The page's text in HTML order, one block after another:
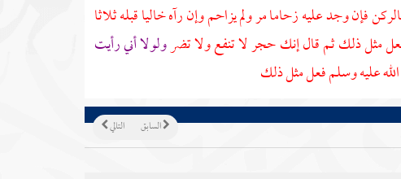
فإن وجد عليه زحاما مر ولم يزاحم وإن رآه خاليا قبله ثلاثا
مثل ذلك ثم قال إنك حجر لا تنفع ولا تضرولولا أني رأيت
عليه وسلم فعل مثل ذلك
التالي السابق